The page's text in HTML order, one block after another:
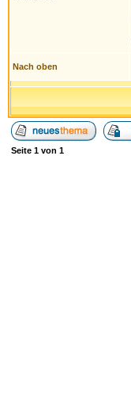
Nach oben
Seite 1 von 1